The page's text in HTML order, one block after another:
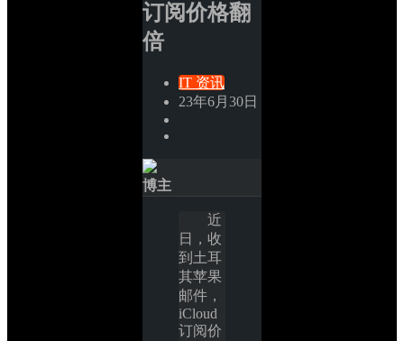
订阅价格翻
倍
IT 资讯
23年6月30日
博主
近
日，收
到土耳
其苹果
邮件，
iCloud
订阅价